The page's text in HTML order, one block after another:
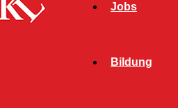
Jobs
Bildung